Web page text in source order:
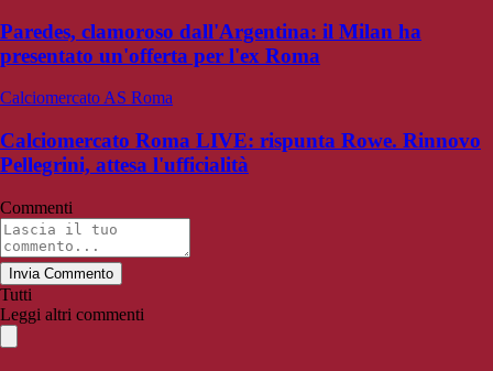
Paredes, clamoroso dall'Argentina: il Milan ha
presentato un'offerta per l'ex Roma
Calciomercato AS Roma
Calciomercato Roma LIVE: rispunta Rowe. Rinnovo
Pellegrini, attesa l'ufficialità
Commenti
Invia Commento
Tutti
Leggi altri commenti